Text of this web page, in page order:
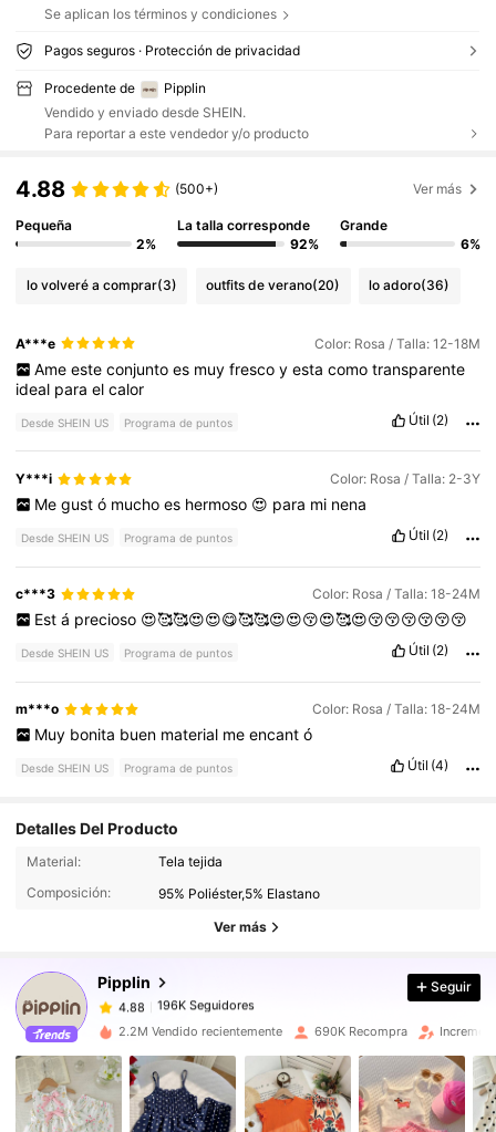
Se aplican los términos y condiciones
Pagos seguros · Protección de privacidad
Procedente de
Pipplin
Vendido y enviado desde SHEIN.
Para reportar a este vendedor y/o producto
4.88 (500+) Ver más
Pequeña
2%
La talla corresponde
92%
Grande
6%
lo volveré a comprar(3) outfits de verano(20) lo adoro(36)
A***e Color: Rosa / Talla: 12-18M
Ame este conjunto es muy fresco y esta como transparente
ideal paraelcalor
Desde SHEIN US Programa de puntos Útil (2)
Y***i Color: Rosa / Talla: 2-3Y
Me gust ó mucho es hermoso 😍 para mi nena
Desde SHEIN US Programa de puntos Útil (2)
c***3 Color: Rosa / Talla: 18-24M
Est á precioso 😍🥰🥰😍😍😋🥰🥰😍😍😚😍🥰😍😚😚😚😚😚😚
Desde SHEIN US Programa de puntos Útil (2)
m***o Color: Rosa / Talla: 18-24M
Muy bonita buen material me encant ó
Desde SHEIN US Programa de puntos Útil (4)
Detalles Del Producto
Material:
Tela tejida
Composición:
95% Poliéster,5% Elastano
Ver más
Pipplin
196K Seguidores
4.88
196K Seguidores
l***6
pagó Hace 1 día
4.88 196K Seguidores
4.88 196K Seguidores
Seguir
2.2M Vendido recientemente 690K Recompra